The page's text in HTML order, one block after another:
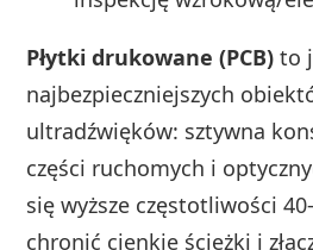
Płytki drukowane (PCB) to
najbezpieczniejszych
ultradźwięków: sztywna
części ruchomych i
się wyższe częstotliwości
chronić cienkie ścieżki i